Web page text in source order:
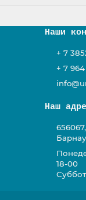
Наши
+ 7
+ 7
Наш
18-00